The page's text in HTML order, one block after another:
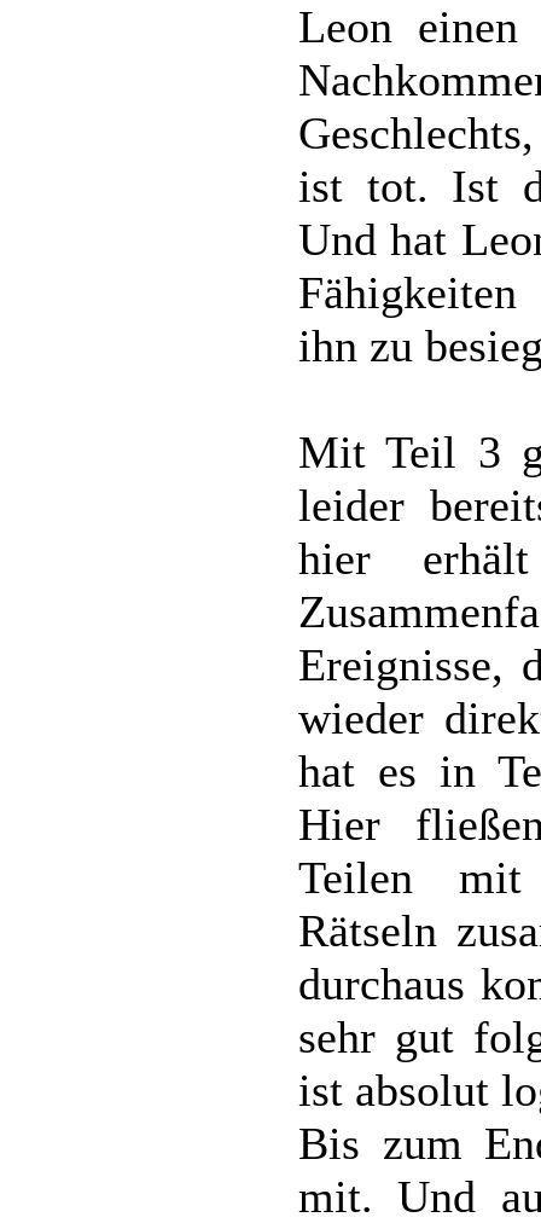
Leon
ist tot. Ist
Und hat
ihn zu
Mit Teil 3
leider
hier
Ereignisse,
wieder
hat es in
Hier
Teilen mit
Rätseln
durchaus
sehr gut
ist absolut
Bis zum
mit. Und